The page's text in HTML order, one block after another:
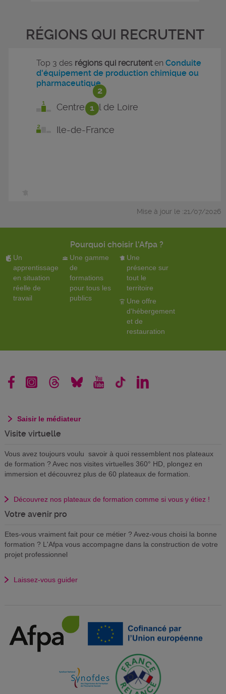
RÉGIONS QUI RECRUTENT
1
2
Top 3 des régions qui recrutentenConduite
d'équipement de production chimique ou
pharmaceutique
Centre-Val de Loire
Ile-de-France
Mise à jour le :21/07/2026
Pourquoi choisir l'Afpa ?
Un
apprentissage
en situation
réelle de
travail
Une gamme
de
formations
pour tous les
publics
Une
présence sur
tout le
territoire
Une offre
d'hébergement
et de
restauration
Saisir le médiateur
Visite virtuelle
Vous avez toujours voulu savoir à quoi ressemblent nos plateaux
de formation ? Avec nos visites virtuelles 360° HD, plongez en
immersion et découvrez plus de 60 plateaux de formation.
Découvrez nos plateaux de formation comme si vous y étiez !
Votre avenir pro
Etes-vous vraiment fait pour ce métier ? Avez-vous choisi la bonne
formation ? L'Afpa vous accompagne dans la construction de votre
projet professionnel
Laissez-vous guider